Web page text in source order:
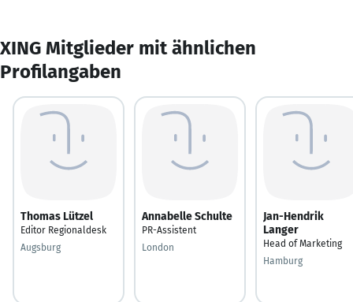
XING Mitglieder mit ähnlichen
Profilangaben
Thomas Lützel
Editor Regionaldesk
Augsburg
Annabelle Schulte
PR-Assistent
London
Jan-Hendrik
Langer
Head of Marketing
Hamburg